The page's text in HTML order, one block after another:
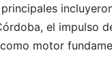
principales
el impulso
motor